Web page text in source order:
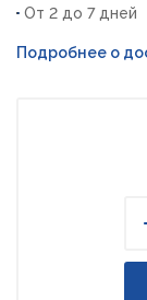
От 2 до 7 дней
Подробнее о